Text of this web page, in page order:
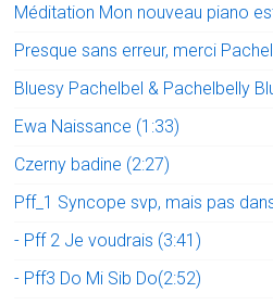
Méditation Mon nouveau piano
Presque sans erreur, merci
Bluesy Pachelbel & Pachelbelly
Ewa Naissance (1:33)
Czerny badine (2:27)
Pff_1 Syncope svp, mais pas
- Pff 2 Je voudrais (3:41)
- Pff3 Do Mi Sib Do(2:52)